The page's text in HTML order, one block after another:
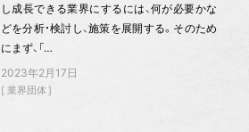
し成長できる業界にするには、何が必要かな
どを分析・検討し、施策を展開する。そのため
にまず、「…
2023年2月17日
業界団体